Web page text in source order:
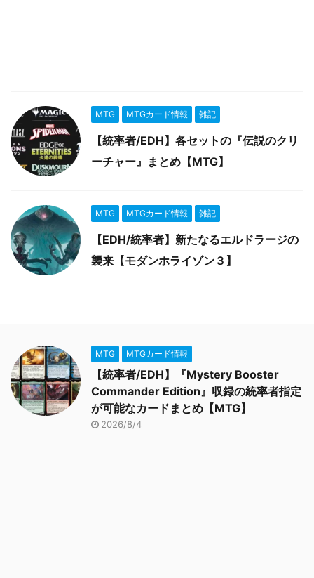
MTG MTGカード情報 雑記
【統率者/EDH】各セットの『伝説のクリ
ーチャー』まとめ【MTG】
MTG MTGカード情報 雑記
【EDH/統率者】新たなるエルドラージの
襲来【モダンホライゾン３】
MTG MTGカード情報
【統率者/EDH】『Mystery Booster
Commander Edition』収録の統率者指定
が可能なカードまとめ【MTG】
2026/8/4